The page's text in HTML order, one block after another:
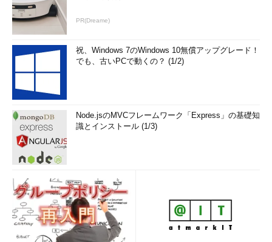
PR(Dreame)
祝、Windows 7のWindows 10無償アップグレード！
でも、古いPCで動くの？ (1/2)
Node.jsのMVCフレームワーク「Express」の基礎知
識とインストール (1/3)